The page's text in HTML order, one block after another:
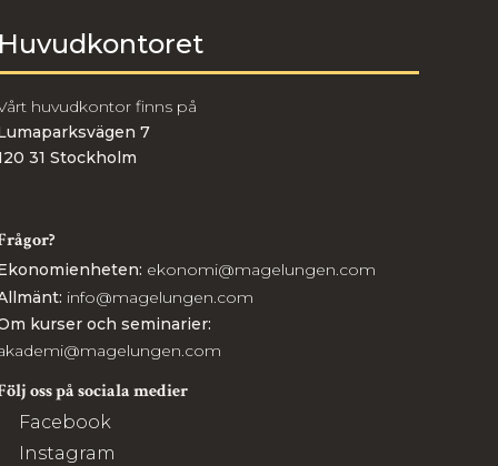
huvudkontor finns på
7
31 Stockholm
ekonomi@magelungen.com
info@magelungen.com
kurser och seminarier:
oss på sociala medier
Facebook
Instagram